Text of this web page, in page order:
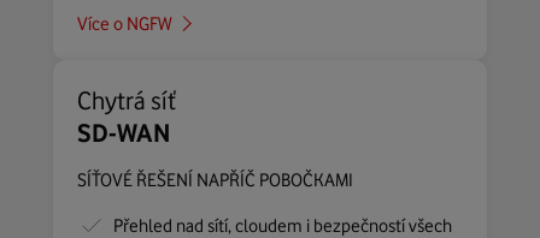
Více o NGFW
Chytrá síť
SD-WAN
SÍŤOVÉ ŘEŠENÍ NAPŘÍČ POBOČKAMI
Přehled nad sítí, cloudem i bezpečností všech